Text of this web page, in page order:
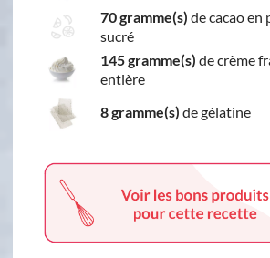
70 gramme(s) de cacao en
sucré
145 gramme(s) de crème
entière
8 gramme(s) de gélatine